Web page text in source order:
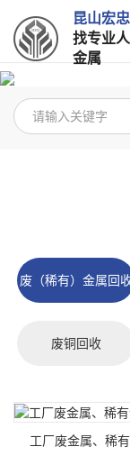
昆山宏
找专业
金属
废（稀有）金属回
废铜回收
工厂废金属、稀